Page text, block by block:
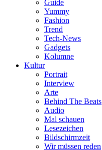
Guide
Yummy
Fashion
Trend
Tech-News
Gadgets
Kolumne
Kultur
Portrait
Interview
Arte
Behind The Beats
Audio
Mal schauen
Lesezeichen
Bildschirmzeit
Wir müssen reden